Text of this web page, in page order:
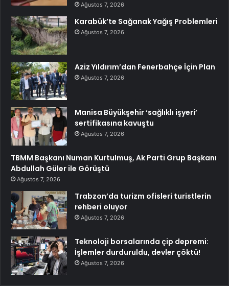
Ağustos 7, 2026
Karabük’te Sağanak Yağış Problemleri
Ağustos 7, 2026
Aziz Yıldırım’dan Fenerbahçe İçin Plan
Ağustos 7, 2026
Manisa Büyükşehir ‘sağlıklı işyeri’
sertifikasına kavuştu
Ağustos 7, 2026
TBMM Başkanı Numan Kurtulmuş, Ak Parti Grup Başkanı
Abdullah Güler ile Görüştü
Ağustos 7, 2026
Trabzon’da turizm ofisleri turistlerin
rehberi oluyor
Ağustos 7, 2026
Teknoloji borsalarında çip depremi:
İşlemler durduruldu, devler çöktü!
Ağustos 7, 2026